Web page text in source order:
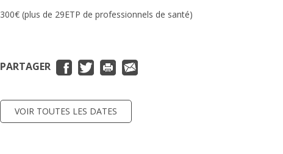
300€ (plus de 29ETP de professionnels de santé)
PARTAGER
VOIR TOUTES LES DATES